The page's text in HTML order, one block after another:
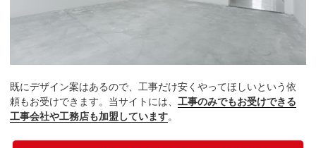
既にデザイン案はあるので、工事だけ安くやってほしいという依
頼もお受けできます。当サイトには、工事のみでもお受けできる
工事会社や工務店も加盟しています。